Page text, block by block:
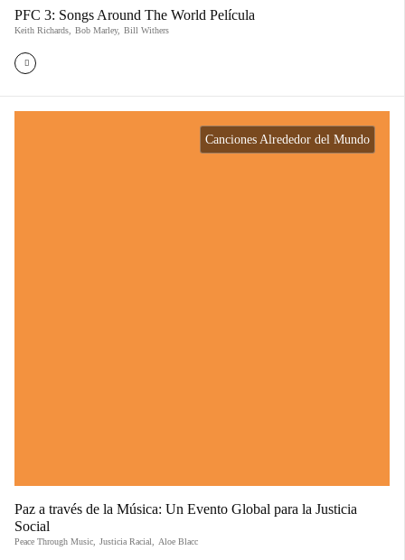
PFC 3: Songs Around The World Película
Keith Richards Bob Marley, Bill Withers
Canciones Alrededor del Mundo
Paz a través de la Música: Un Evento Global para la Justicia
Social
Peace Through Music Justicia Racial Aloe Blacc